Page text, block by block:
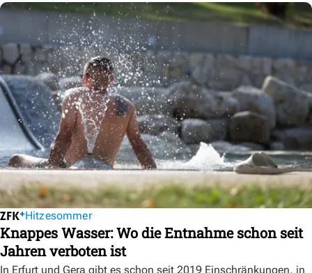
Hitzesommer
Knappes Wasser: Wo die Entnahme schon seit
Jahren verboten ist
In Erfurt und Gera gibt es schon seit 2019 Einschränkungen, in